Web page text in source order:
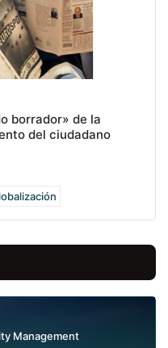
borrador» de la
del ciudadano
Management